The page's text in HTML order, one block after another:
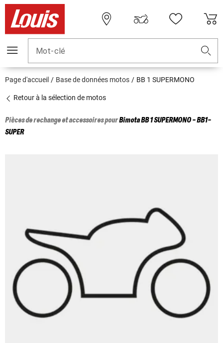
Mot-clé
Page d'accueil Base de données motos BB 1 SUPERMONO
Retour à la sélection de motos
Pièces de rechange et accessoires pourBimotaBB 1 SUPERMONO - BB1-
SUPER